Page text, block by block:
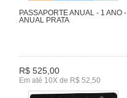
PASSAPORTE ANUAL - 1 ANO -
ANUAL PRATA
R$ 525,00
Em até 10X de R$ 52,50